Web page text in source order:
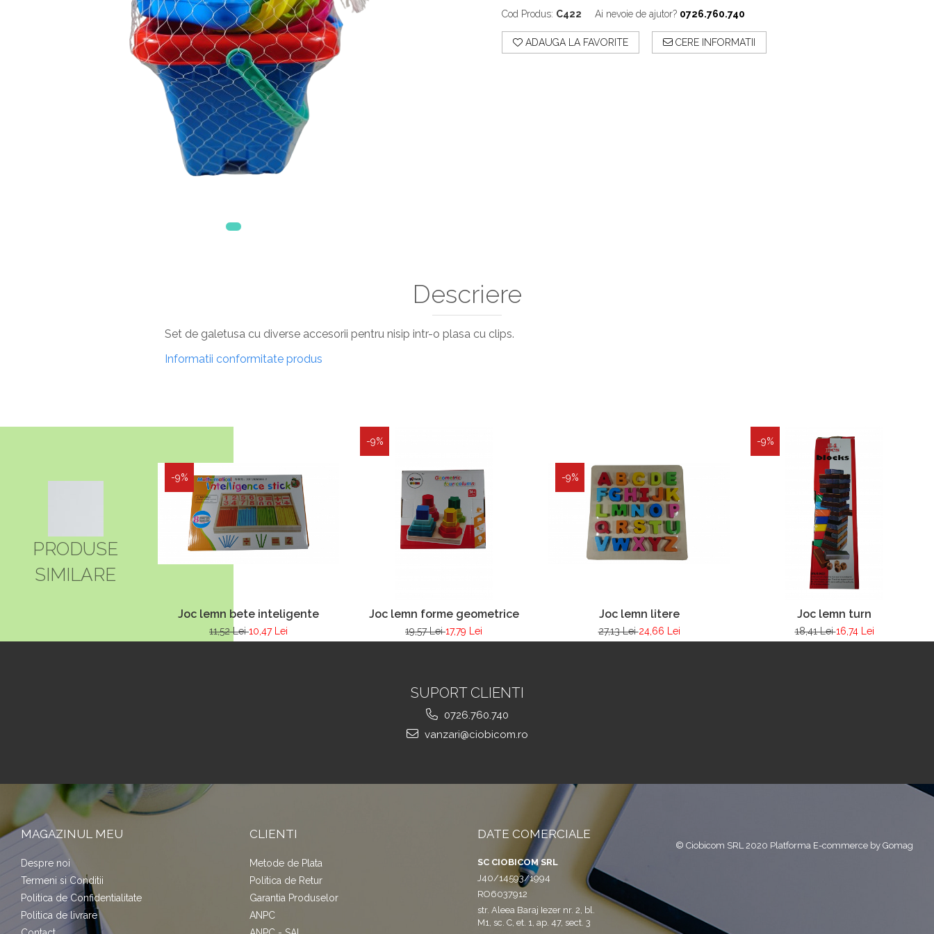
Cod Produs: C422 Ai nevoie de ajutor? 0726.760.740
ADAUGA LA FAVORITE CERE INFORMATII
Descriere
Set de galetusa cu diverse accesorii pentru nisip intr-o plasa cu clips.
Informatii conformitate produs
PRODUSE
SIMILARE
-9%
Joc lemn bete inteligente
11,52 Lei10,47 Lei
-9%
Joc lemn forme geometrice
19,57 Lei17,79 Lei
-9%
Joc lemn litere
27,13 Lei24,66 Lei
-9%
Joc lemn turn
18,41 Lei16,74 Lei
SUPORT CLIENTI
0726.760.740
vanzari@ciobicom.ro
MAGAZINUL MEU
Despre noi
Termeni si Conditii
Politica de Confidentialitate
Politica de livrare
CLIENTI
Metode de Plata
Politica de Retur
Garantia Produselor
ANPC
DATE COMERCIALE
SC CIOBICOM SRL
J40/14593/1994
RO6037912
str. Aleea Baraj Iezer nr. 2, bl.
M1, sc. C, et. 1, ap. 47, sect. 3
© Ciobicom SRL 2020 Platforma E-commerce by Gomag